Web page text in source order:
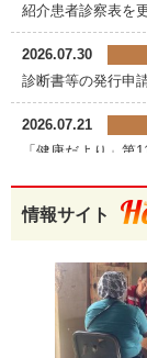
南館5階をリニュ
2024.03.01
手術支援ロボット
2024.01.22
電話「自動音声案
2024.01.05
令和6年 能登半島
のケア班を派遣
2023.09.01
さい帯血採取業務
2023.08.04
紹介重点医療機関
紹介患者診察表を
2026.07.30
診断書等の発行申
2026.07.21
「健康だより」第
専攻医（後期臨床
2026.07.13
歯科医師臨床研修
2026.07.13
情報サイト